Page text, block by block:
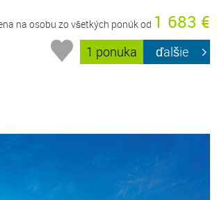
na osobu zo všetkých ponúk od 1 683 €
1 ponuka ďalšie